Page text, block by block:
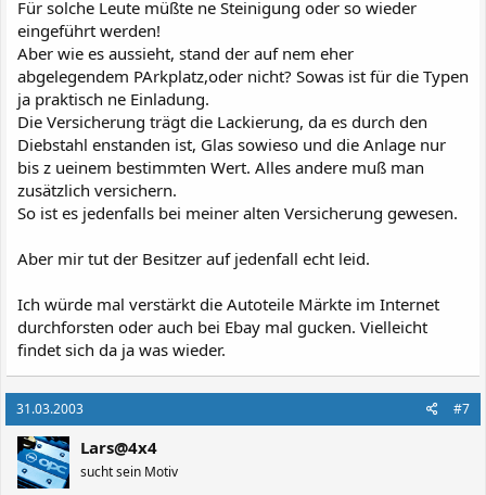
Für solche Leute müßte ne Steinigung oder so wieder
eingeführt werden!
Aber wie es aussieht, stand der auf nem eher
abgelegendem PArkplatz,oder nicht? Sowas ist für die Typen
ja praktisch ne Einladung.
Die Versicherung trägt die Lackierung, da es durch den
Diebstahl enstanden ist, Glas sowieso und die Anlage nur
bis z ueinem bestimmten Wert. Alles andere muß man
zusätzlich versichern.
So ist es jedenfalls bei meiner alten Versicherung gewesen.
Aber mir tut der Besitzer auf jedenfall echt leid.
Ich würde mal verstärkt die Autoteile Märkte im Internet
durchforsten oder auch bei Ebay mal gucken. Vielleicht
findet sich da ja was wieder.
31.03.2003 #7
Lars@4x4
sucht sein Motiv